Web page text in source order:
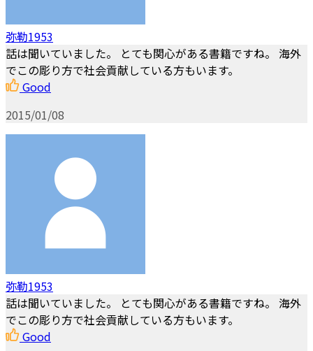
弥勒1953
話は聞いていました。 とても関心がある書籍ですね。 海外
でこの彫り方で社会貢献している方もいます。
Good
2015/01/08
弥勒1953
話は聞いていました。 とても関心がある書籍ですね。 海外
でこの彫り方で社会貢献している方もいます。
Good